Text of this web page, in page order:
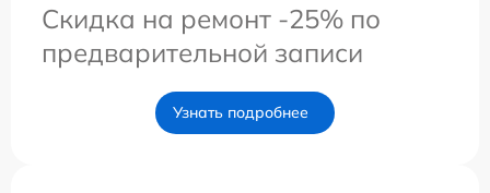
Скидка на ремонт -25% по
предварительной записи
Узнать подробнее